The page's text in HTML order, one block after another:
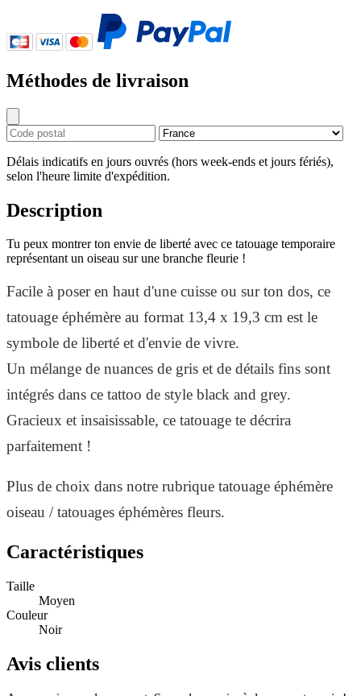
Méthodes de livraison
Délais indicatifs en jours ouvrés (hors week-ends et jours fériés),
selon l'heure limite d'expédition.
Description
Tu peux montrer ton envie de liberté avec ce tatouage temporaire
représentant un oiseau sur une branche fleurie !
Facile à poser en haut d'une cuisse ou sur ton dos, ce
tatouage éphémère au format 13,4 x 19,3 cm est le
symbole de liberté et d'envie de vivre.
Un mélange de nuances de gris et de détails fins sont
intégrés dans ce tattoo de style black and grey.
Gracieux et insaisissable, ce tatouage te décrira
parfaitement !
Plus de choix dans notre rubrique tatouage éphémère
oiseau / tatouages éphémères fleurs.
Caractéristiques
Taille
Moyen
Couleur
Noir
Avis clients